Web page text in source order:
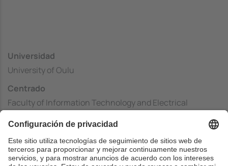
Universidad
University of Oulu
Centrado
Faculty of Information Technology and Electrical
Finlandia